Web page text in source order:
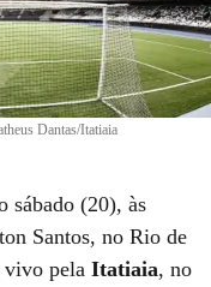
Dantas/Itatiaia
sábado (20), às
Santos, no Rio de
vivo pela Itatiaia, no